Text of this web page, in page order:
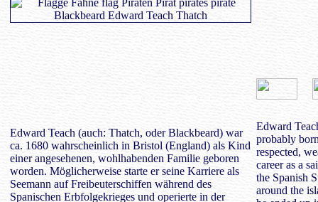
Edward Teach (auch: Thatch, oder Blackbeard) war
ca. 1680 wahrscheinlich in Bristol (England) als Kind
einer angesehenen, wohlhabenden Familie geboren
worden. Möglicherweise starte er seine Karriere als
Seemann auf Freibeuterschiffen während des
Spanischen Erbfolgekrieges und operierte in der
Edward
probably
respected,
career as a
the Spanish
around the